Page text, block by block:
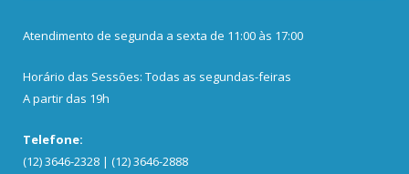
Atendimento de segunda a sexta de 11:00 às 17:00
Horário das Sessões: Todas as segundas-feiras
A partir das 19h
Telefone:
(12) 3646-2328 | (12) 3646-2888